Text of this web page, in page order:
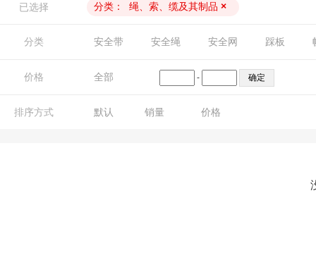
已选择 分类： 绳、索、缆及其制品 ×
分类 安全带 安全绳 安全网 踩板
价格 全部 -
排序方式 默认 销量 价格